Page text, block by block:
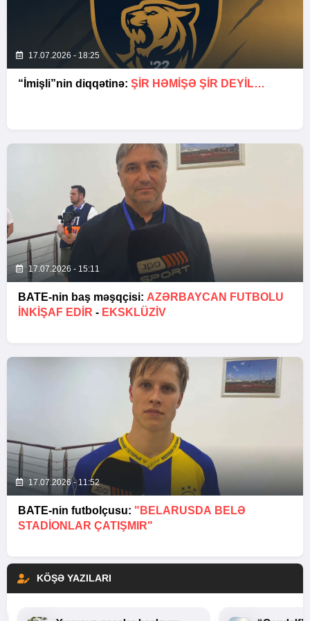
17.07.2026 - 18:25
“İmişli”nin diqqətinə: ŞIR HƏMIŞƏ ŞIR DEYIL…
17.07.2026 - 15:11
BATE-nin baş məşqçisi: AZƏRBAYCAN FUTBOLU
INKIŞAF EDIR - EKSKLÜZİV
17.07.2026 - 11:52
BATE-nin futbolçusu: "BELARUSDA BELƏ
STADIONLAR ÇATIŞMIR"
KÖŞƏ YAZILARI